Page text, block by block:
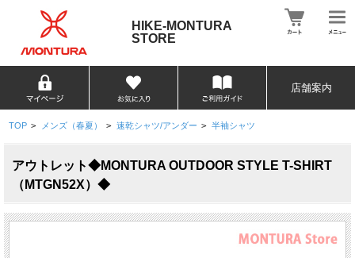
HIKE-MONTURA
STORE
店舗案内
TOP > メンズ（春夏） > 速乾シャツ/アンダー > 半袖シャツ
アウトレット◆MONTURA OUTDOOR STYLE T-SHIRT
（MTGN52X）◆